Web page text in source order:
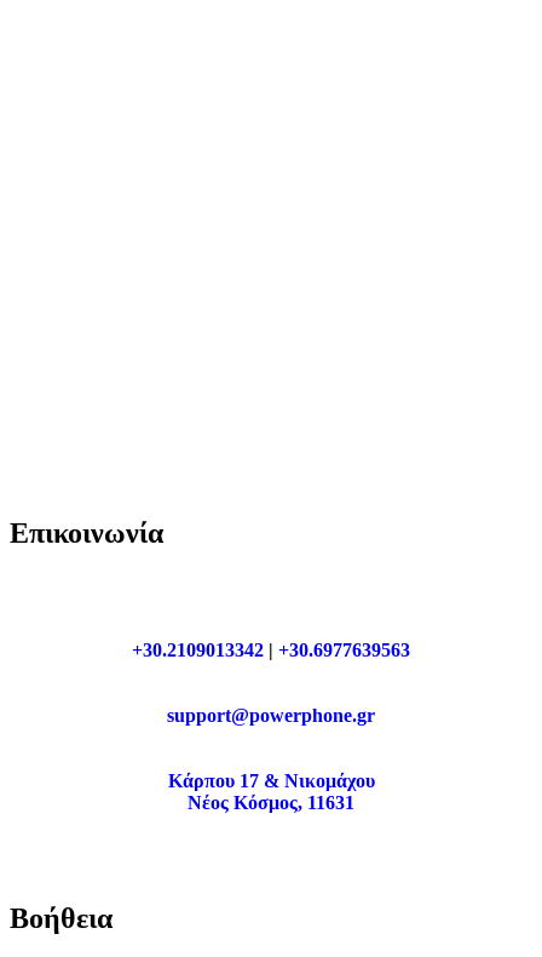
Επικοινωνία
+30.2109013342 | +30.6977639563
support@powerphone.gr
Κάρπου 17 & Νικομάχου
Νέος Κόσμος, 11631
Βοήθεια